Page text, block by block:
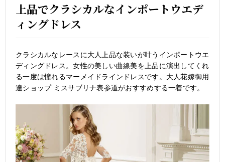
上品でクラシカルなインポートウエデ
ィングドレス
クラシカルなレースに大人上品な装いが叶うインポートウエ
ディングドレス。女性の美しい曲線美を上品に演出してくれ
る一度は憧れるマーメイドラインドレスです。大人花嫁御用
達ショップ ミスサブリナ表参道がおすすめする一着です。